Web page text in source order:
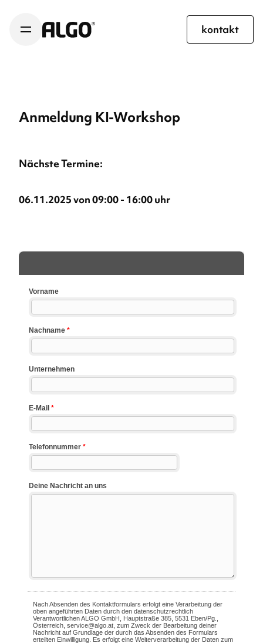
kontakt
Anmeldung KI-Workshop
Nächste Termine:
06.11.2025 von 09:00 - 16:00 uhr